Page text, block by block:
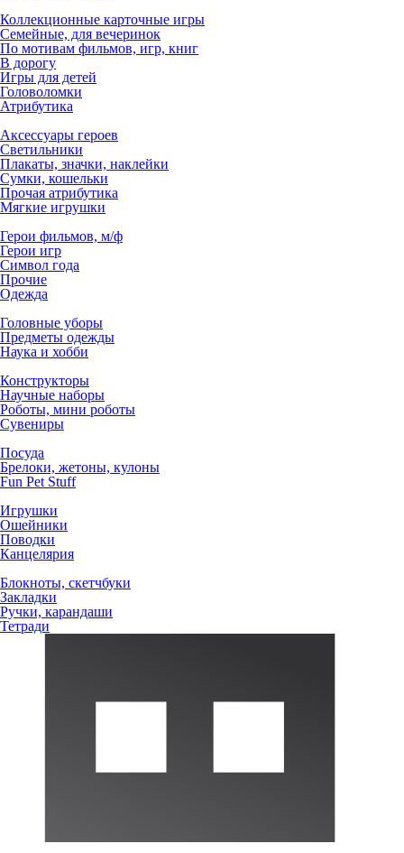
Коллекционные карточные игры
Семейные, для вечеринок
По мотивам фильмов, игр, книг
В дорогу
Игры для детей
Головоломки
Атрибутика
Аксессуары героев
Светильники
Плакаты, значки, наклейки
Сумки, кошельки
Прочая атрибутика
Мягкие игрушки
Герои фильмов, м/ф
Герои игр
Символ года
Прочие
Одежда
Головные уборы
Предметы одежды
Наука и хобби
Конструкторы
Научные наборы
Роботы, мини роботы
Сувениры
Посуда
Брелоки, жетоны, кулоны
Fun Pet Stuff
Игрушки
Ошейники
Поводки
Канцелярия
Блокноты, скетчбуки
Закладки
Ручки, карандаши
Тетради